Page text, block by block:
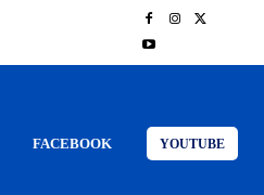
FACEBOOK YOUTUBE